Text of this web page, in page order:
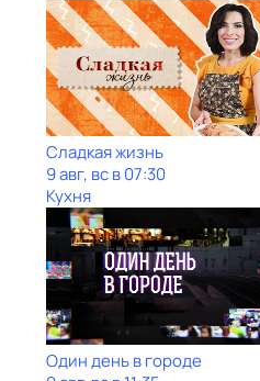
Сладкая жизнь
9 авг, вс в 07:30
Кухня
Один день в городе